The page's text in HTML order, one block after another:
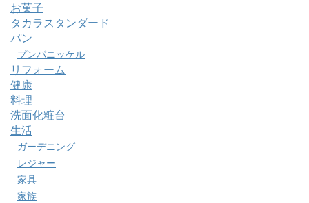
お菓子
タカラスタンダード
パン
プンパニッケル
リフォーム
健康
料理
洗面化粧台
生活
ガーデニング
レジャー
家具
家族